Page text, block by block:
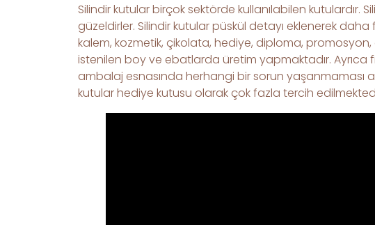
Silindir kutular birçok sektörde kullanılabilen kutulardır.
güzeldirler. Silindir kutular püskül detayı eklenerek
kalem, kozmetik, çikolata, hediye, diploma,
istenilen boy ve ebatlarda üretim yapmaktadır. Ayrıca
ambalaj esnasında herhangi bir sorun yaşanmaması
kutular hediye kutusu olarak çok fazla tercih